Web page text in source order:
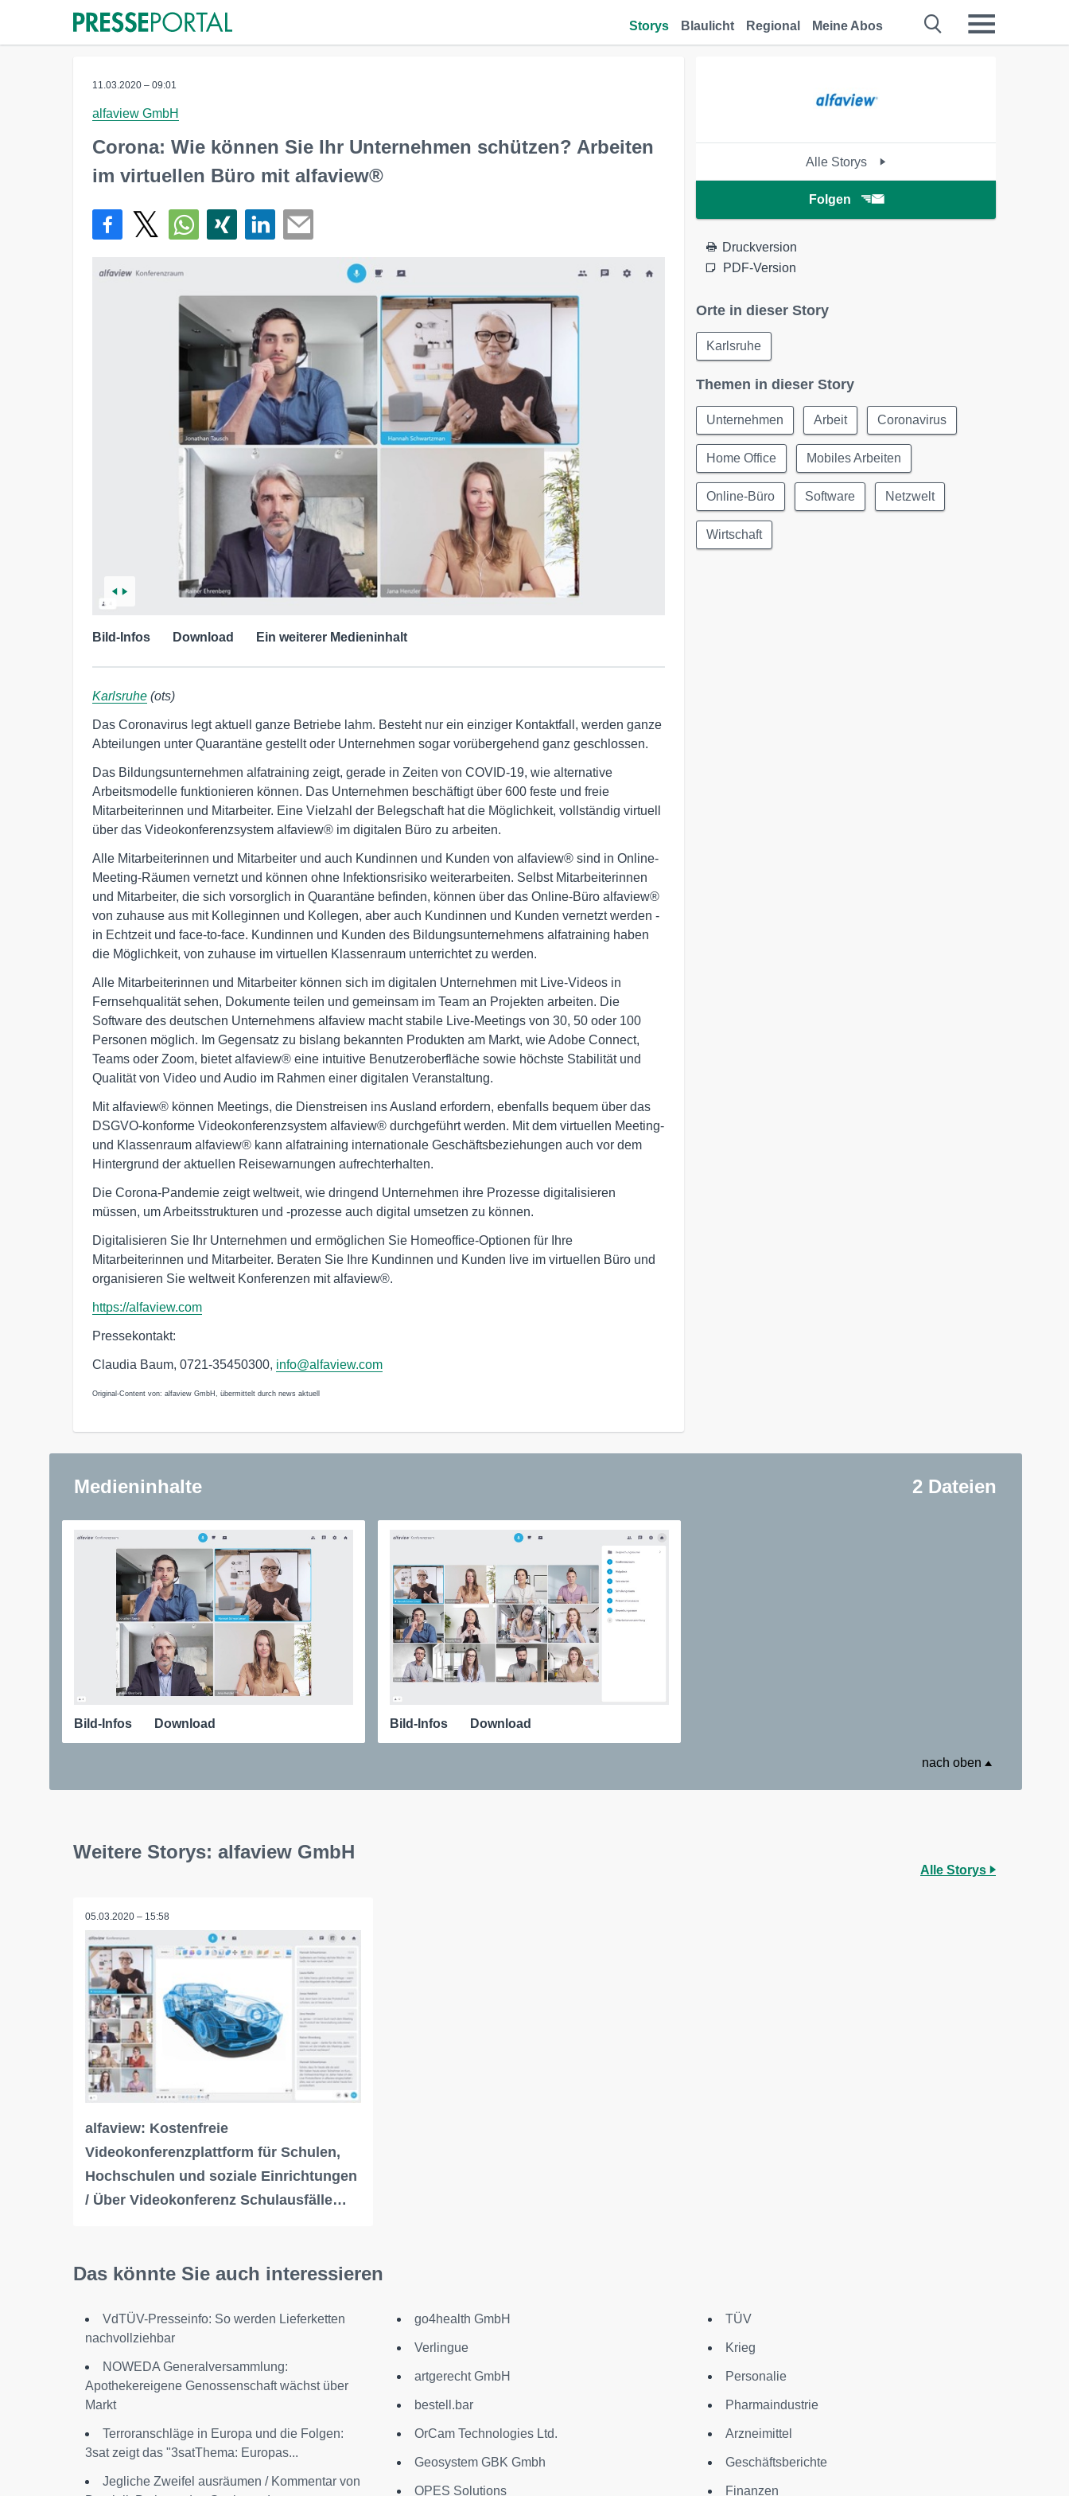
Storys Blaulicht Regional Meine Abos
11.03.2020 – 09:01
alfaview GmbH
Corona: Wie können Sie Ihr Unternehmen schützen? Arbeiten
im virtuellen Büro mit alfaview®
Bild-Infos Download Ein weiterer Medieninhalt
Karlsruhe (ots)
Das Coronavirus legt aktuell ganze Betriebe lahm. Besteht nur ein einziger Kontaktfall, werden ganze
Abteilungen unter Quarantäne gestellt oder Unternehmen sogar vorübergehend ganz geschlossen.
Das Bildungsunternehmen alfatraining zeigt, gerade in Zeiten von COVID-19, wie alternative
Arbeitsmodelle funktionieren können. Das Unternehmen beschäftigt über 600 feste und freie
Mitarbeiterinnen und Mitarbeiter. Eine Vielzahl der Belegschaft hat die Möglichkeit, vollständig virtuell
über das Videokonferenzsystem alfaview® im digitalen Büro zu arbeiten.
Alle Mitarbeiterinnen und Mitarbeiter und auch Kundinnen und Kunden von alfaview® sind in Online-
Meeting-Räumen vernetzt und können ohne Infektionsrisiko weiterarbeiten. Selbst Mitarbeiterinnen
und Mitarbeiter, die sich vorsorglich in Quarantäne befinden, können über das Online-Büro alfaview®
von zuhause aus mit Kolleginnen und Kollegen, aber auch Kundinnen und Kunden vernetzt werden -
in Echtzeit und face-to-face. Kundinnen und Kunden des Bildungsunternehmens alfatraining haben
die Möglichkeit, von zuhause im virtuellen Klassenraum unterrichtet zu werden.
Alle Mitarbeiterinnen und Mitarbeiter können sich im digitalen Unternehmen mit Live-Videos in
Fernsehqualität sehen, Dokumente teilen und gemeinsam im Team an Projekten arbeiten. Die
Software des deutschen Unternehmens alfaview macht stabile Live-Meetings von 30, 50 oder 100
Personen möglich. Im Gegensatz zu bislang bekannten Produkten am Markt, wie Adobe Connect,
Teams oder Zoom, bietet alfaview® eine intuitive Benutzeroberfläche sowie höchste Stabilität und
Qualität von Video und Audio im Rahmen einer digitalen Veranstaltung.
Mit alfaview® können Meetings, die Dienstreisen ins Ausland erfordern, ebenfalls bequem über das
DSGVO-konforme Videokonferenzsystem alfaview® durchgeführt werden. Mit dem virtuellen Meeting-
und Klassenraum alfaview® kann alfatraining internationale Geschäftsbeziehungen auch vor dem
Hintergrund der aktuellen Reisewarnungen aufrechterhalten.
Die Corona-Pandemie zeigt weltweit, wie dringend Unternehmen ihre Prozesse digitalisieren
müssen, um Arbeitsstrukturen und -prozesse auch digital umsetzen zu können.
Digitalisieren Sie Ihr Unternehmen und ermöglichen Sie Homeoffice-Optionen für Ihre
Mitarbeiterinnen und Mitarbeiter. Beraten Sie Ihre Kundinnen und Kunden live im virtuellen Büro und
organisieren Sie weltweit Konferenzen mit alfaview®.
https://alfaview.com
Pressekontakt:
Claudia Baum, 0721-35450300, info@alfaview.com
Original-Content von: alfaview GmbH, übermittelt durch news aktuell
Alle Storys
Folgen
Druckversion
PDF-Version
Orte in dieser Story
Karlsruhe
Themen in dieser Story
Unternehmen Arbeit Coronavirus
Home Office Mobiles Arbeiten
Online-Büro Software Netzwelt
Wirtschaft
Medieninhalte 2 Dateien
Bild-Infos Download Bild-Infos Download
nach oben
Weitere Storys: alfaview GmbH
Alle Storys
05.03.2020 – 15:58
alfaview: Kostenfreie
Videokonferenzplattform für Schulen,
Hochschulen und soziale Einrichtungen
/ Über Videokonferenz Schulausfälle…
Das könnte Sie auch interessieren
VdTÜV-Presseinfo: So werden Lieferketten
nachvollziehbar
NOWEDA Generalversammlung:
Apothekereigene Genossenschaft wächst über
Markt
Terroranschläge in Europa und die Folgen:
3sat zeigt das "3satThema: Europas...
Jegliche Zweifel ausräumen / Kommentar von
go4health GmbH
Verlingue
artgerecht GmbH
bestell.bar
OrCam Technologies Ltd.
Geosystem GBK Gmbh
OPES Solutions
TÜV
Krieg
Personalie
Pharmaindustrie
Arzneimittel
Geschäftsberichte
Finanzen